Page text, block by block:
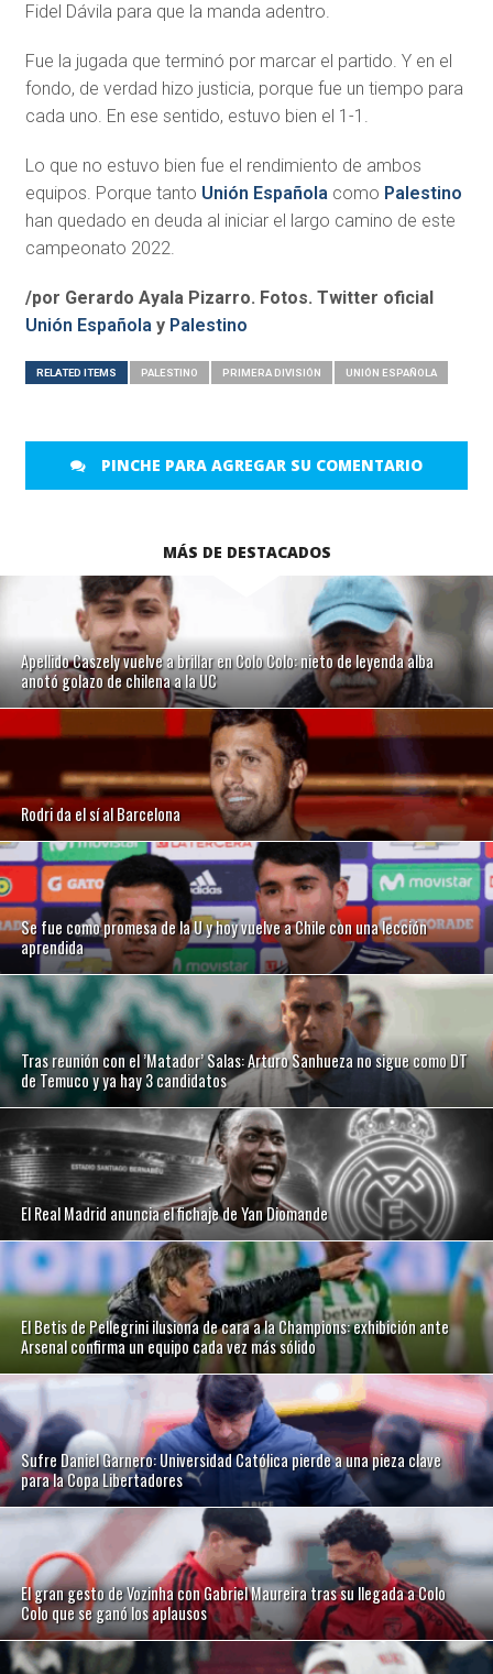
Fidel Dávila para que la manda adentro.
Fue la jugada que terminó por marcar el partido. Y en el
fondo, de verdad hizo justicia, porque fue un tiempo para
cada uno. En ese sentido, estuvo bien el 1-1.
Lo que no estuvo bien fue el rendimiento de ambos
equipos. Porque tanto Unión Españolacomo Palestino
han quedado en deuda al iniciar el largo camino de este
campeonato 2022.
/por Gerardo Ayala Pizarro. Fotos. Twitter oficial
Unión Españolay Palestino
RELATED ITEMS PALESTINO PRIMERA DIVISIÓN UNIÓN ESPAÑOLA
PINCHE PARA AGREGAR SU COMENTARIO
MÁS DE DESTACADOS
Apellido Caszely vuelve a brillar en Colo Colo: nieto de leyenda alba
anotó golazo de chilena a la UC
Rodri da el sí al Barcelona
Se fue como promesa de la U y hoy vuelve a Chile con una lección
aprendida
Tras reunión con el ’Matador’ Salas: Arturo Sanhueza no sigue como DT
de Temuco y ya hay 3 candidatos
El Real Madrid anuncia el fichaje de Yan Diomande
El Betis de Pellegrini ilusiona de cara a la Champions: exhibición ante
Arsenal confirma un equipo cada vez más sólido
Sufre Daniel Garnero: Universidad Católica pierde a una pieza clave
para la Copa Libertadores
El gran gesto de Vozinha con Gabriel Maureira tras su llegada a Colo
Colo que se ganó los aplausos